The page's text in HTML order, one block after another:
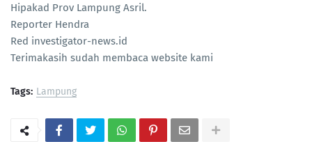
Hipakad Prov Lampung Asril.
Reporter Hendra
Red investigator-news.id
Terimakasih sudah membaca website kami
Tags: Lampung